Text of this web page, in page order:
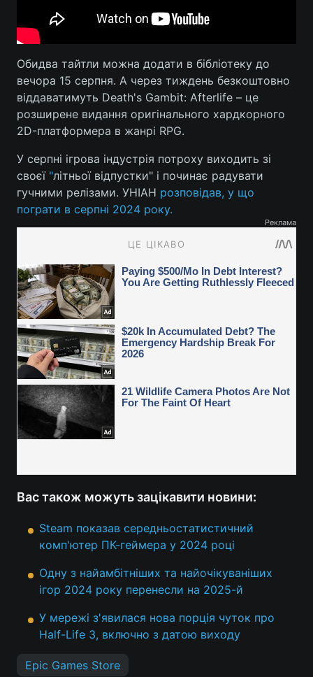
Обидва тайтли можна додати в бібліотеку до
вечора 15 серпня. А через тиждень безкоштовно
віддаватимуть Death's Gambit: Afterlife – це
розширене видання оригінального хардкорного
2D-платформера в жанрі RPG.
У серпні ігрова індустрія потроху виходить зі
своєї"літньої відпустки" і починає радувати
гучними релізами. УНІАН розповідав, у що
пограти в серпні 2024 року.
Реклама
Вас також можуть зацікавити новини:
Steam показав середньостатистичний
комп'ютер ПК-геймера у 2024 році
Одну з найамбітніших та найочікуваніших
ігор 2024 року перенесли на 2025-й
У мережі з'явилася нова порція чуток про
Half-Life 3, включно з датою виходу
Epic Games Store